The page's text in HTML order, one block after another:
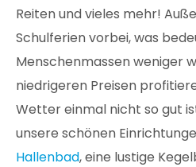
Reiten und vieles mehr!
Schulferien vorbei, was
Menschenmassen weniger
niedrigeren Preisen
Wetter einmal nicht so gut
unsere schönen
Hallenbad, eine lustige